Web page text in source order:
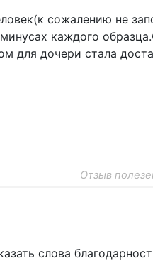
сожалению не
каждого
для дочери стала
Отзыв
слова